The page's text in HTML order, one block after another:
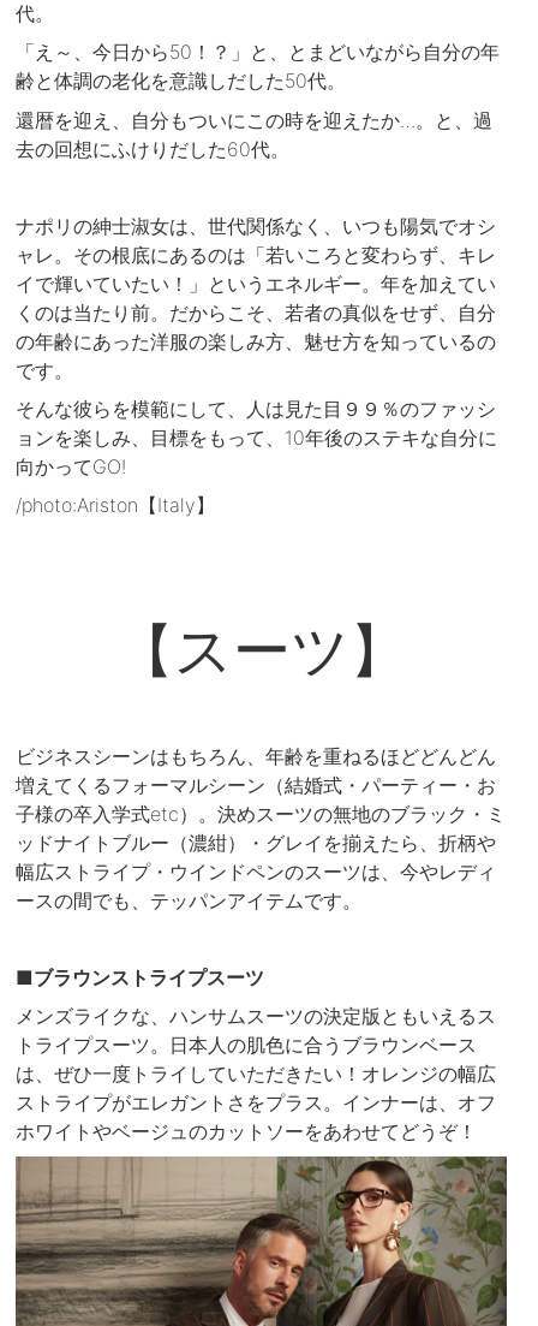
代。
「え～、今日から50！？」と、とまどいながら自分の年
齢と体調の老化を意識しだした50代。
還暦を迎え、自分もついにこの時を迎えたか…。と、過
去の回想にふけりだした60代。
ナポリの紳士淑女は、世代関係なく、いつも陽気でオシ
ャレ。その根底にあるのは「若いころと変わらず、キレ
イで輝いていたい！」というエネルギー。年を加えてい
くのは当たり前。だからこそ、若者の真似をせず、自分
の年齢にあった洋服の楽しみ方、魅せ方を知っているの
です。
そんな彼らを模範にして、人は見た目９９％のファッシ
ョンを楽しみ、目標をもって、10年後のステキな自分に
向かってGO!
/photo:Ariston【Italy】
【スーツ】
ビジネスシーンはもちろん、年齢を重ねるほどどんどん
増えてくるフォーマルシーン（結婚式・パーティー・お
子様の卒入学式etc）。決めスーツの無地のブラック・ミ
ッドナイトブルー（濃紺）・グレイを揃えたら、折柄や
幅広ストライプ・ウインドペンのスーツは、今やレディ
ースの間でも、テッパンアイテムです。
■ブラウンストライプスーツ
メンズライクな、ハンサムスーツの決定版ともいえるス
トライプスーツ。日本人の肌色に合うブラウンベース
は、ぜひ一度トライしていただきたい！オレンジの幅広
ストライプがエレガントさをプラス。インナーは、オフ
ホワイトやベージュのカットソーをあわせてどうぞ！